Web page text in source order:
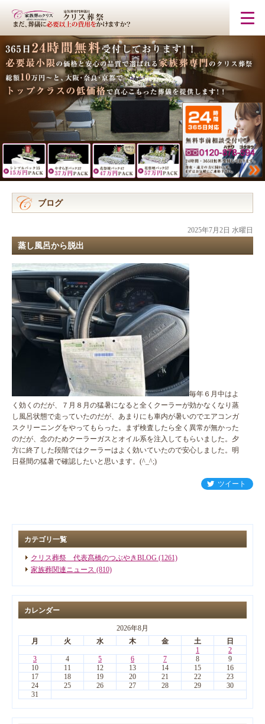
ブログ
2025年7月2日 水曜日
蒸し風呂から脱出
毎年６月中はよ
く効くのだが、７月８月の猛暑になると全くクーラーが効かなくなり蒸
し風呂状態で走っていたのだが、あまりにも車内が暑いのでエアコンガ
スクリーニングをやってもらった。まず検査したら全く異常が無かった
のだが、念のためクーラーガスとオイル系を注入してもらいました。夕
方に終了した段階ではクーラーはよく効いていたので安心しました。明
日昼間の猛暑で確認したいと思います。(^_^;)
ツイート
カテゴリ一覧
クリス葬祭 代表髙橋のつぶやきBLOG (1261)
家族葬関連ニュース (810)
カレンダー
2026年8月
月
火 水 木 金 土
日
1
2
3
4 5 6 7 8
9
10
11 12 13 14 15
16
17
18 19 20 21 22
23
24
25 26 27 28 29
30
31